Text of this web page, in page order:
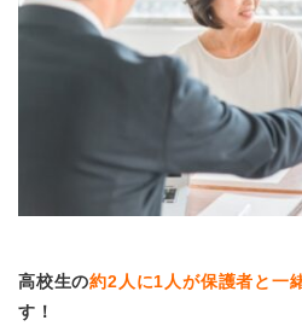
高校生の約2人に1人が保護者と一
す！